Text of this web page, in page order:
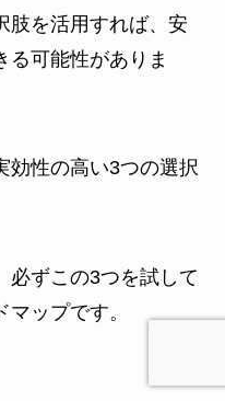
肢を活用すれば、安
る可能性がありま
効性の高い3つの選択
必ずこの3つを試して
ップです。